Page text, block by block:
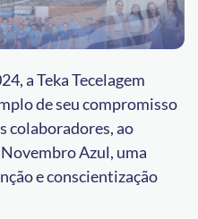
a Teka Tecelagem
de seu compromisso
colaboradores, ao
Azul, uma
e conscientização